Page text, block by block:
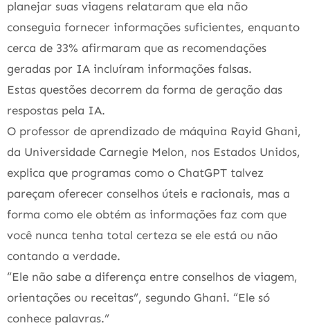
planejar suas viagens relataram que ela não
conseguia fornecer informações suficientes, enquanto
cerca de 33% afirmaram que as recomendações
geradas por IA incluíram informações falsas.
Estas questões decorrem da forma de geração das
respostas pela IA.
O professor de aprendizado de máquina Rayid Ghani,
da Universidade Carnegie Melon, nos Estados Unidos,
explica que programas como o ChatGPT talvez
pareçam oferecer conselhos úteis e racionais, mas a
forma como ele obtém as informações faz com que
você nunca tenha total certeza se ele está ou não
contando a verdade.
“Ele não sabe a diferença entre conselhos de viagem,
orientações ou receitas”, segundo Ghani. “Ele só
conhece palavras.”